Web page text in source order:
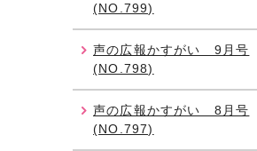
(NO.799)
声の広報かすがい 9月号
(NO.798)
声の広報かすがい 8月号
(NO.797)